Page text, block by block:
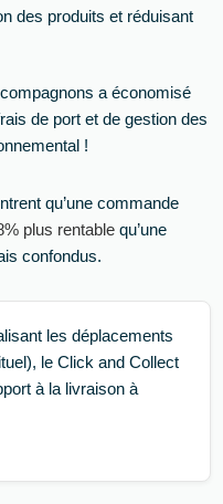
des produits et réduisant
a économisé
de port et de gestion des
!
qu’une commande
plus rentable qu’une
confondus.
les déplacements
le Click and Collect
à la livraison à